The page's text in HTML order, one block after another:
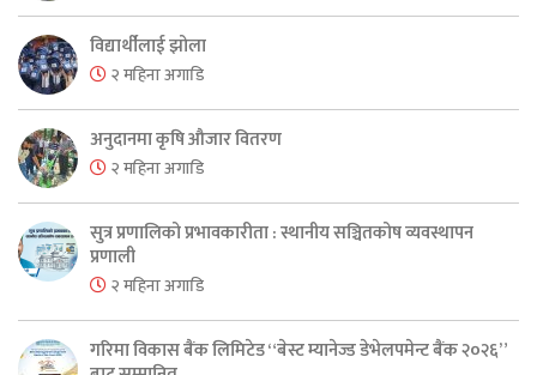
विद्यार्थीलाई झोला
२ महिना अगाडि
अनुदानमा कृषि औजार वितरण
२ महिना अगाडि
सुत्र प्रणालिको प्रभावकारीता : स्थानीय सञ्चितकोष व्यवस्थापन
प्रणाली
२ महिना अगाडि
गरिमा विकास बैंक लिमिटेड “बेस्ट म्यानेज्ड डेभेलपमेन्ट बैंक २०२६”